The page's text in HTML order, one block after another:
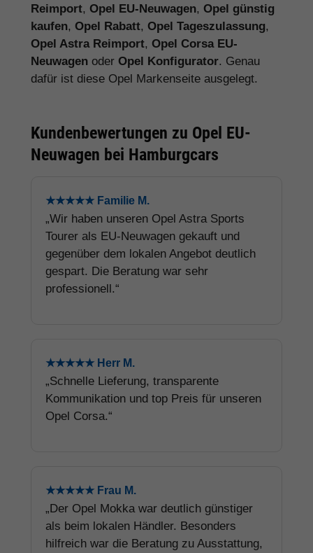
Reimport, Opel EU-Neuwagen, Opel günstig
kaufen, Opel Rabatt, Opel Tageszulassung,
Opel Astra Reimport, Opel Corsa EU-
Neuwagen oder Opel Konfigurator. Genau
dafür ist diese Opel Markenseite ausgelegt.
Kundenbewertungen zu Opel EU-
Neuwagen bei Hamburgcars
★★★★★ Familie M.
„Wir haben unseren Opel Astra Sports
Tourer als EU-Neuwagen gekauft und
gegenüber dem lokalen Angebot deutlich
gespart. Die Beratung war sehr
professionell.“
★★★★★ Herr M.
„Schnelle Lieferung, transparente
Kommunikation und top Preis für unseren
Opel Corsa.“
★★★★★ Frau M.
„Der Opel Mokka war deutlich günstiger
als beim lokalen Händler. Besonders
hilfreich war die Beratung zu Ausstattung,